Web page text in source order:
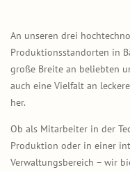
An unseren drei
Produktionsstandorten in
große Breite an beliebten
auch eine Vielfalt an
her.
Ob als Mitarbeiter in der
Produktion oder in einer
Verwaltungsbereich – wir